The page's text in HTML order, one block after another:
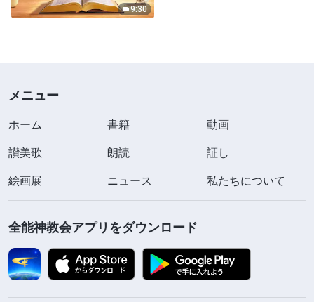
9:30
メニュー
ホーム 書籍
動画
讃美歌
朗読
証し
絵画展
ニュース 私たちについて
全能神教会アプリをダウンロード